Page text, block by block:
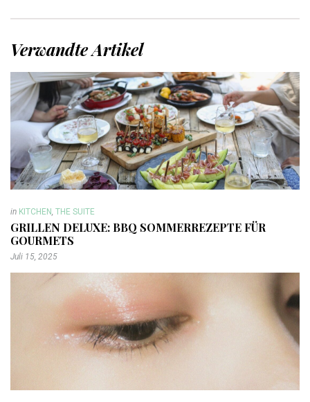
Verwandte Artikel
in KITCHEN THE SUITE
GRILLEN DELUXE: BBQ SOMMERREZEPTE FÜR
GOURMETS
Juli 15, 2025